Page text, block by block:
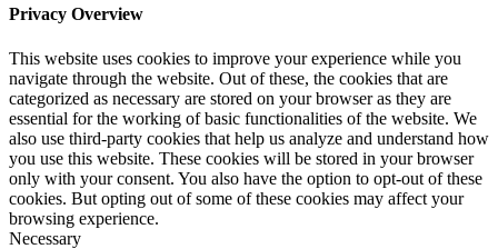
Privacy Overview
This website uses cookies to improve your experience while you
navigate through the website. Out of these, the cookies that are
categorized as necessary are stored on your browser as they are
essential for the working of basic functionalities of the website. We
also use third-party cookies that help us analyze and understand how
you use this website. These cookies will be stored in your browser
only with your consent. You also have the option to opt-out of these
cookies. But opting out of some of these cookies may affect your
browsing experience.
Necessary